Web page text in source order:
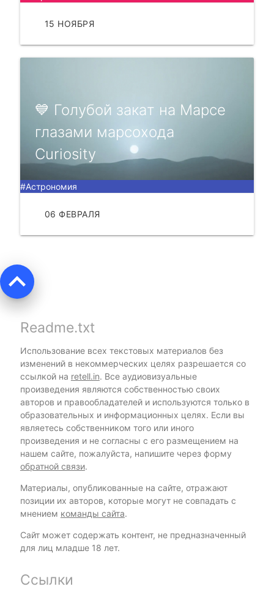
15 НОЯБРЯ
💙 Голубой зaкaт нa Мapсe
глaзaми мapсоxодa
Curiosity
#Астрономия
06 ФЕВРАЛЯ
keyboard_arrow_up
Readme.txt
Использование всех текстовых материалов без
изменений в некоммерческих целях разрешается со
ссылкой на retell.in. Все аудиовизуальные
произведения являются собственностью своих
авторов и правообладателей и используются только в
образовательных и информационных целях. Если вы
являетесь собственником того или иного
произведения и не согласны с его размещением на
нашем сайте, пожалуйста, напишите через форму
обратной связи.
Материалы, опубликованные на сайте, отражают
позиции их авторов, которые могут не совпадать с
мнением команды сайта.
Сайт может содержать контент, не предназначенный
для лиц младше 18 лет.
Ссылки